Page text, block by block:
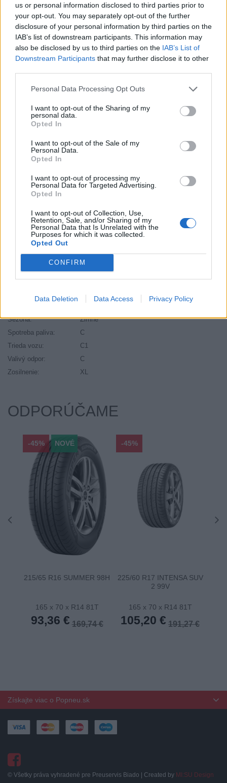
us or personal information disclosed to third parties prior to
your opt-out. You may separately opt-out of the further
disclosure of your personal information by third parties on the
IAB’s list of downstream participants. This information may
also be disclosed by us to third parties on the IAB’s List of
Downstream Participants that may further disclose it to other
Personal Data Processing Opt Outs
I want to opt-out of the Sharing of my
personal data.
Opted In
I want to opt-out of the Sale of my
Personal Data.
Opted In
I want to opt-out of processing my
Personal Data for Targeted Advertising.
Opted In
I want to opt-out of Collection, Use,
Retention, Sale, and/or Sharing of my
Personal Data that Is Unrelated with the
Purposes for which it was collected.
Opted Out
CONFIRM
Data Deletion Data Access Privacy Policy
853,00 €
- +
24 mesiacov
Hmotnosť:
18 kg
Brzdiaca vzdialenosť:
C
Druh pneumatiky:
EU smernica:
1222/2009
Hlučnosť typ:
2
V
Index kg:
Palce:
21
Počet v balení:
1
Priľnavosť na mokru:
C
Sezóna:
Zimné
Spotreba paliva:
C
Trieda vozu:
C1
Valivý odpor:
C
Zosilnenie:
XL
ODPORÚČAME
-45% NOVÉ
215/65 R16 SUMMER 98H
165 x 70 x R14 81T
93,36 € 169,74 €
-45%
225/60 R17 INTENSA SUV
2 99V
165 x 70 x R14 81T
105,20 € 191,27 €
Získajte viac o Popneu.sk
© Všetky práva vyhradené pre Preuservis Biado | Created by MI:SU Design